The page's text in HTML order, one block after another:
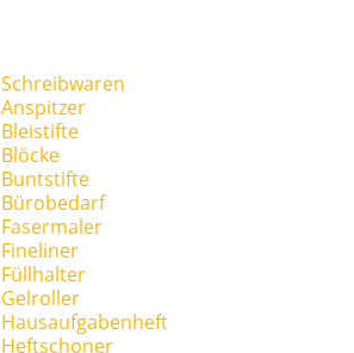
Schreibwaren
Anspitzer
Bleistifte
Blöcke
Buntstifte
Bürobedarf
Fasermaler
Fineliner
Füllhalter
Gelroller
Hausaufgabenheft
Heftschoner